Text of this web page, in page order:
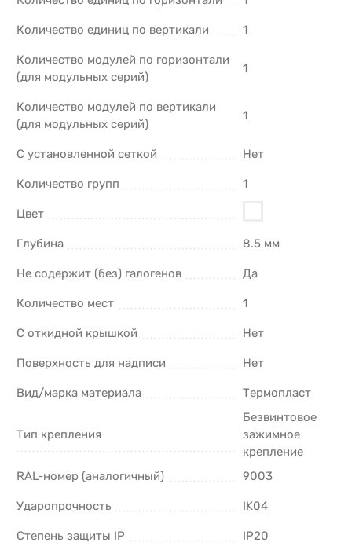
Количество единиц по вертикали 1
Количество модулей по горизонтали
(для модульных серий)
1
Количество модулей по вертикали
(для модульных серий)
1
С установленной сеткой Нет
Количество групп 1
Цвет
Глубина 8.5 мм
Не содержит (без) галогенов Да
Количество мест 1
С откидной крышкой Нет
Поверхность для надписи Нет
Вид/марка материала Термопласт
Тип крепления
Безвинтовое
зажимное
крепление
RAL-номер (аналогичный)
9003
Ударопрочность IK04
Степень защиты IP IP20